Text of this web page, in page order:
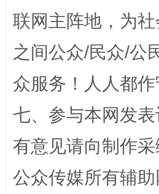
联网主阵地，为
之间公众/民众/公
众服务！人人都作
七、参与本网发
有意见请向制作
公众传媒所有辅